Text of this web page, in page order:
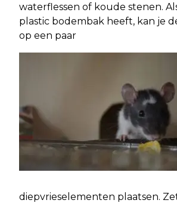
waterflessen of koude stenen.
plastic bodembak heeft, kan je
op een paar
diepvrieselementen plaatsen.